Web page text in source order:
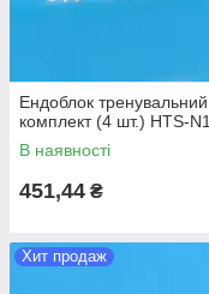
Ендоблок тренувальний,
комплект (4 шт.) HTS-N1
В наявності
451,44 ₴
Хит продаж